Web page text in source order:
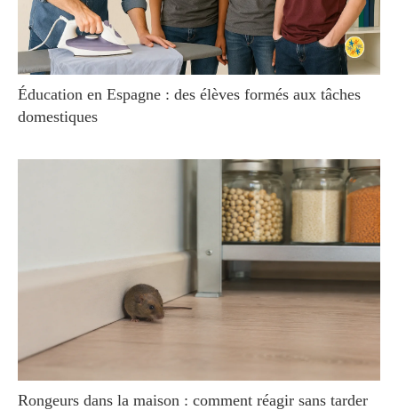
Éducation en Espagne : des élèves formés aux tâches
domestiques
Rongeurs dans la maison : comment réagir sans tarder